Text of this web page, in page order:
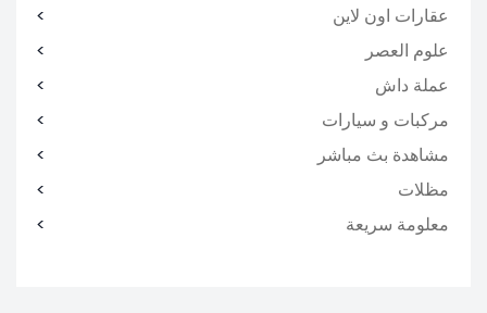
عقارات اون لاين
علوم العصر
عملة داش
مركبات و سيارات
مشاهدة بث مباشر
مظلات
معلومة سريعة